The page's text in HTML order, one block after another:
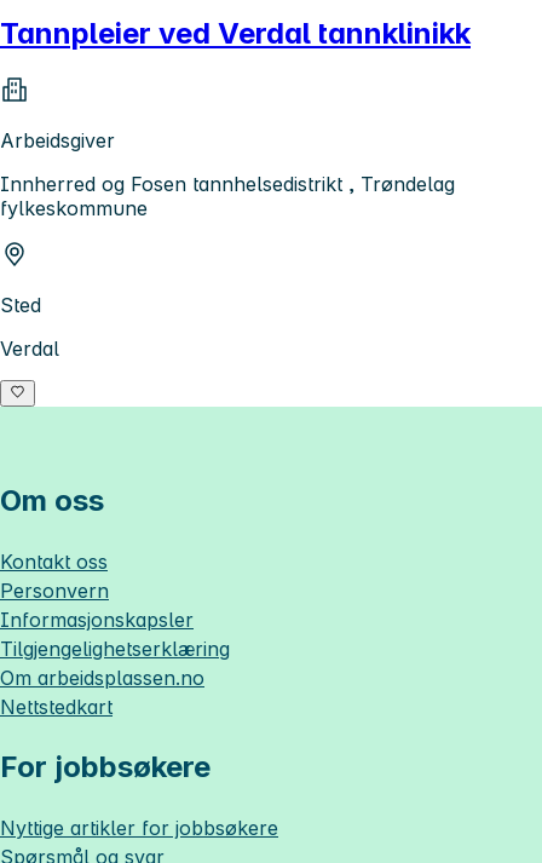
Tannpleier ved Verdal tannklinikk
Arbeidsgiver
Innherred og Fosen tannhelsedistrikt , Trøndelag
fylkeskommune
Sted
Verdal
Om oss
Kontakt oss
Personvern
Informasjonskapsler
Tilgjengelighetserklæring
Om arbeidsplassen.no
Nettstedkart
For jobbsøkere
Nyttige artikler for jobbsøkere
Spørsmål og svar